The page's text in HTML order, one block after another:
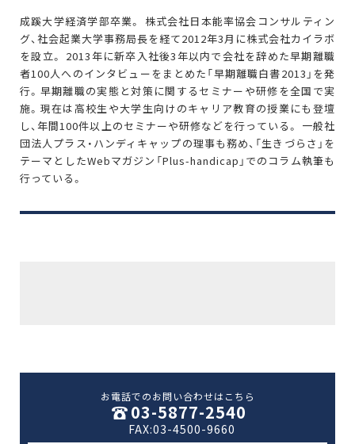
成蹊大学経済学部卒業。 株式会社日本能率協会コンサルティン
グ、社会起業大学事務局長を経て2012年3月に株式会社カイラボ
を設立。 2013年に新卒入社後3年以内で会社を辞めた早期離職
者100人へのインタビューをまとめた「早期離職白書2013」を発
行。早期離職の実態と対策に関するセミナーや研修を全国で実
施。現在は高校生や大学生向けのキャリア教育の授業にも登壇
し、年間100件以上のセミナーや研修などを行っている。 一般社
団法人プラス・ハンディキャップの理事も務め、「生きづらさ」を
テーマとしたWebマガジン「Plus-handicap」でのコラム執筆も
行っている。
お電話でのお問い合わせはこちら
03-5877-2540
FAX:03-4500-9660